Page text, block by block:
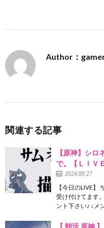
Author：
関連する記事
【原神】シ
で。【ＬＩＶＥ
2024.09.27
【今日のLIVE】
受け付けてます
ント下さい♪ ↓メ
【 朝活 原神